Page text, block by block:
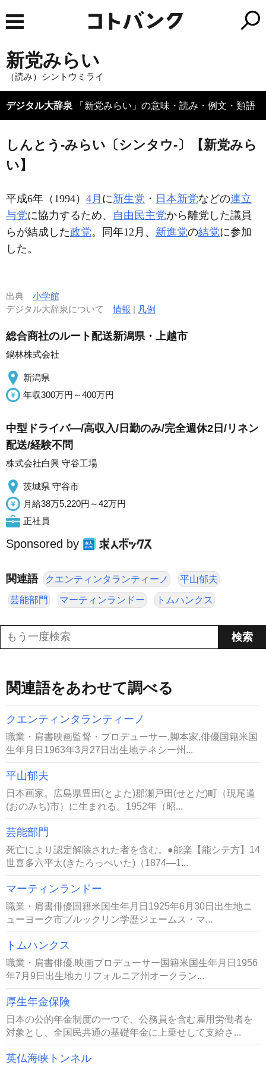
新党みらい
（読み）シントウミライ
デジタル大辞泉 「新党みらい」の意味・読み・例文・類語
しんとう‐みらい〔シンタウ‐〕【新党みら
い】
平成6年（1994） 4月 に新生党 ・ 日本新党などの連立
与党に協力するため、 自由民主党から離党した議員
らが結成した政党。同年12月、 新進党の結党に参加
した。
出典 小学館
デジタル大辞泉について情報 | 凡例
総合商社のルート配送新潟県・上越市
鍋林株式会社
新潟県
年収300万円～400万円
中型ドライバ―/高収入/日勤のみ/完全週休2日/リネン
配送/経験不問
株式会社白興 守谷工場
茨城県 守谷市
月給38万5,220円～42万円
正社員
Sponsored by
関連語 クエンティンタランティーノ 平山郁夫
芸能部門 マーティンランドー トムハンクス
関連語をあわせて調べる
クエンティンタランティーノ
職業・肩書映画監督・プロデューサー,脚本家,俳優国籍米国
生年月日1963年3月27日出生地テネシー州...
平山郁夫
日本画家。広島県豊田(とよた)郡瀬戸田(せとだ)町（現尾道
(おのみち)市）に生まれる。1952年（昭...
芸能部門
死亡により認定解除された者を含む。●能楽【能シテ方】14
世喜多六平太(きたろっぺいた)（1874―1...
マーティンランドー
職業・肩書俳優国籍米国生年月日1925年6月30日出生地ニ
ューヨーク市ブルックリン学歴ジェームス・マ...
トムハンクス
職業・肩書俳優,映画プロデューサー国籍米国生年月日1956
年7月9日出生地カリフォルニア州オークラン...
厚生年金保険
日本の公的年金制度の一つで、公務員を含む雇用労働者を
対象とし、全国民共通の基礎年金に上乗せして支給さ...
英仏海峡トンネル